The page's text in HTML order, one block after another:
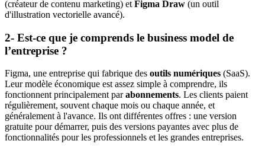
(créateur de contenu marketing) et Figma Draw (un outil
d'illustration vectorielle avancé).
2- Est-ce que je comprends le business model de
l’entreprise ?
Figma, une entreprise qui fabrique des outils numériques (SaaS).
Leur modèle économique est assez simple à comprendre, ils
fonctionnent principalement parabonnements. Les clients paient
régulièrement, souvent chaque mois ou chaque année, et
généralement à l'avance. Ils ont différentes offres : une version
gratuite pour démarrer, puis des versions payantes avec plus de
fonctionnalités pour les professionnels et les grandes entreprises.